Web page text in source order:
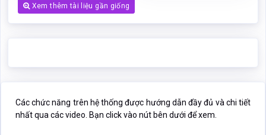
Xem thêm tài liệu gần giống
Các chức năng trên hệ thống được hướng dẫn đầy đủ và chi tiết
nhất qua các video. Bạn click vào nút bên dưới để xem.